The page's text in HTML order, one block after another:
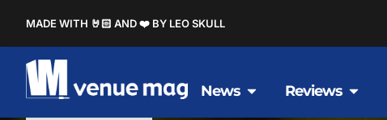
MADE WITH 🤘🏻 AND ❤️ BY LEO SKULL
News Reviews